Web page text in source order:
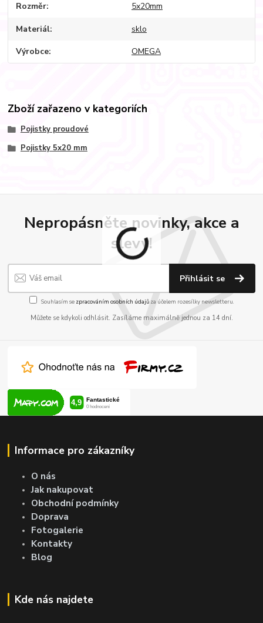
Rozměr 5x20mm
Materiál sklo
Výrobce OMEGA
Zboží zařazeno v kategoriích
Pojistky proudové
Pojistky 5x20 mm
Nepropásněte novinky, akce a
slevy!
Přihlásit se
Souhlasím se zpracováním osobních údajůza účelem rozesílky newsletteru.
Můžete se kdykoli odhlásit. Zasíláme maximálně jednou za 14 dní.
Informace pro zákazníky
O nás
Jak nakupovat
Obchodní podmínky
Doprava
Fotogalerie
Kontakty
Blog
Kde nás najdete